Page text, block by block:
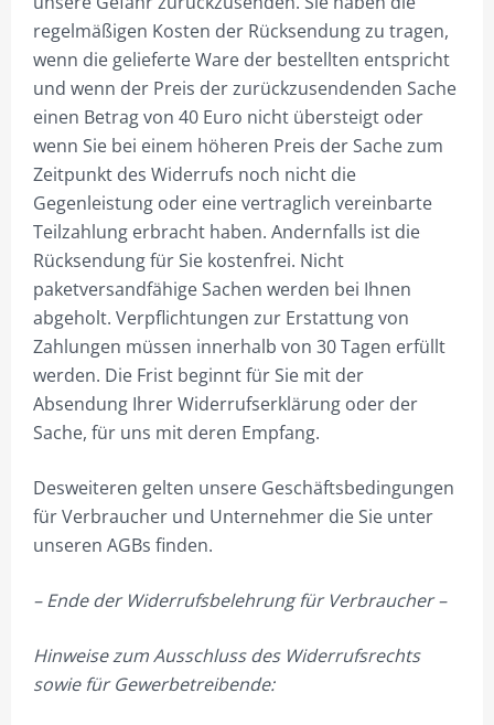
30M MAST
35M MAST
40M MAST
45M MAST
50M MAST
VIERECKMASTKRONE
7,5M MAST
10M MAST
12,5M MAST
15M MAST
25M MAST
30M MAST
35M MAST
45M MAST
regelmäßigen Kosten der Rücksendung zu tragen,
wenn die gelieferte Ware der bestellten entspricht
und wenn der Preis der zurückzusendenden Sache
einen Betrag von 40 Euro nicht übersteigt oder
wenn Sie bei einem höheren Preis der Sache zum
Zeitpunkt des Widerrufs noch nicht die
Gegenleistung oder eine vertraglich vereinbarte
Teilzahlung erbracht haben. Andernfalls ist die
Rücksendung für Sie kostenfrei. Nicht
paketversandfähige Sachen werden bei Ihnen
abgeholt. Verpflichtungen zur Erstattung von
Zahlungen müssen innerhalb von 30 Tagen erfüllt
werden. Die Frist beginnt für Sie mit der
Absendung Ihrer Widerrufserklärung oder der
Sache, für uns mit deren Empfang.
Desweiteren gelten unsere Geschäftsbedingungen
für Verbraucher und Unternehmer die Sie unter
unseren AGBs finden.
– Ende der Widerrufsbelehrung für Verbraucher –
Hinweise zum Ausschluss des Widerrufsrechts
sowie für Gewerbetreibende: